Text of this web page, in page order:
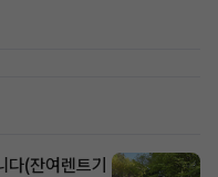
(잔여렌트기